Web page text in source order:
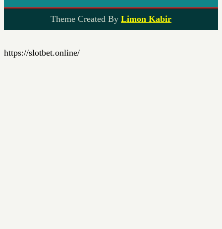
Theme Created By Limon Kabir
https://slotbet.online/